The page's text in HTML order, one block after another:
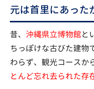
元は首里にあった
昔、 沖縄県立博物館と
ちっぽけな古びた建物
わらず、観光コースか
とんど忘れ去られた存